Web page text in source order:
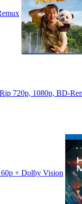
720p, 1080p, BD-
+ Dolby Vision